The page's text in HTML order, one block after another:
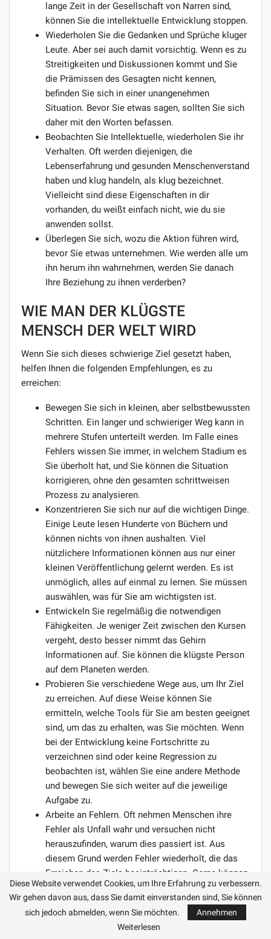
lange Zeit in der Gesellschaft von Narren sind,
können Sie die intellektuelle Entwicklung stoppen.
Wiederholen Sie die Gedanken und Sprüche kluger
Leute. Aber sei auch damit vorsichtig. Wenn es zu
Streitigkeiten und Diskussionen kommt und Sie
die Prämissen des Gesagten nicht kennen,
befinden Sie sich in einer unangenehmen
Situation. Bevor Sie etwas sagen, sollten Sie sich
daher mit den Worten befassen.
Beobachten Sie Intellektuelle, wiederholen Sie ihr
Verhalten. Oft werden diejenigen, die
Lebenserfahrung und gesunden Menschenverstand
haben und klug handeln, als klug bezeichnet.
Vielleicht sind diese Eigenschaften in dir
vorhanden, du weißt einfach nicht, wie du sie
anwenden sollst.
Überlegen Sie sich, wozu die Aktion führen wird,
bevor Sie etwas unternehmen. Wie werden alle um
ihn herum ihn wahrnehmen, werden Sie danach
Ihre Beziehung zu ihnen verderben?
WIE MAN DER KLÜGSTE
MENSCH DER WELT WIRD
Wenn Sie sich dieses schwierige Ziel gesetzt haben,
helfen Ihnen die folgenden Empfehlungen, es zu
erreichen:
Bewegen Sie sich in kleinen, aber selbstbewussten
Schritten. Ein langer und schwieriger Weg kann in
mehrere Stufen unterteilt werden. Im Falle eines
Fehlers wissen Sie immer, in welchem ​​Stadium es
Sie überholt hat, und Sie können die Situation
korrigieren, ohne den gesamten schrittweisen
Prozess zu analysieren.
Konzentrieren Sie sich nur auf die wichtigen Dinge.
Einige Leute lesen Hunderte von Büchern und
können nichts von ihnen aushalten. Viel
nützlichere Informationen können aus nur einer
kleinen Veröffentlichung gelernt werden. Es ist
unmöglich, alles auf einmal zu lernen. Sie müssen
auswählen, was für Sie am wichtigsten ist.
Entwickeln Sie regelmäßig die notwendigen
Fähigkeiten. Je weniger Zeit zwischen den Kursen
vergeht, desto besser nimmt das Gehirn
Informationen auf. Sie können die klügste Person
auf dem Planeten werden.
Probieren Sie verschiedene Wege aus, um Ihr Ziel
zu erreichen. Auf diese Weise können Sie
ermitteln, welche Tools für Sie am besten geeignet
sind, um das zu erhalten, was Sie möchten. Wenn
bei der Entwicklung keine Fortschritte zu
verzeichnen sind oder keine Regression zu
beobachten ist, wählen Sie eine andere Methode
und bewegen Sie sich weiter auf die jeweilige
Aufgabe zu.
Arbeite an Fehlern. Oft nehmen Menschen ihre
Fehler als Unfall wahr und versuchen nicht
herauszufinden, warum dies passiert ist. Aus
diesem Grund werden Fehler wiederholt, die das
Erreichen des Ziels beeinträchtigen. Gerne können
Sie Fehler eingestehen und sich mit erfahreneren
Personen beraten. So erhalten Sie schneller das
gewünschte Ergebnis.
Diese Website verwendet Cookies, um Ihre Erfahrung zu verbessern.
Wir gehen davon aus, dass Sie damit einverstanden sind, Sie können
sich jedoch abmelden, wenn Sie möchten.
Annehmen
Weiterlesen